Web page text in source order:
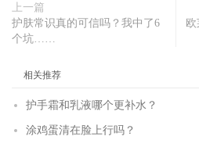
上一篇
护肤常识真的可信吗？我中了6
个坑……
相关推荐
护手霜和乳液哪个更补水？
涂鸡蛋清在脸上行吗？